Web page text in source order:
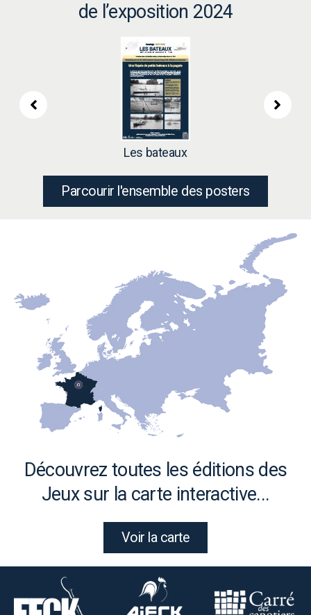
de l’exposition 2024
Les bateaux
Parcourir l'ensemble des posters
Découvrez toutes les éditions des
Jeux sur la carte interactive...
Voir la carte